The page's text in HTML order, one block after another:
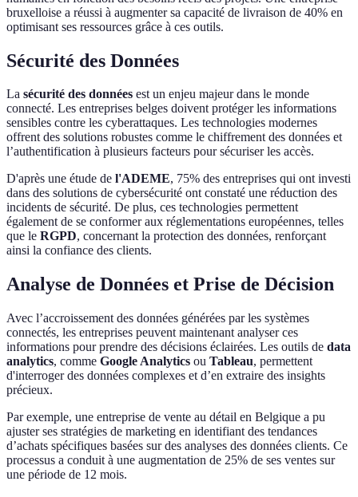
bruxelloise a réussi à augmenter sa capacité de livraison de 40% en
optimisant ses ressources grâce à ces outils.
Sécurité des Données
La sécurité des données est un enjeu majeur dans le monde
connecté. Les entreprises belges doivent protéger les informations
sensibles contre les cyberattaques. Les technologies modernes
offrent des solutions robustes comme le chiffrement des données et
l’authentification à plusieurs facteurs pour sécuriser les accès.
D'après une étude de l'ADEME, 75% des entreprises qui ont investi
dans des solutions de cybersécurité ont constaté une réduction des
incidents de sécurité. De plus, ces technologies permettent
également de se conformer aux réglementations européennes, telles
que le RGPD, concernant la protection des données, renforçant
ainsi la confiance des clients.
Analyse de Données et Prise de Décision
Avec l’accroissement des données générées par les systèmes
connectés, les entreprises peuvent maintenant analyser ces
informations pour prendre des décisions éclairées. Les outils de data
analytics, comme Google Analytics ou Tableau, permettent
d'interroger des données complexes et d’en extraire des insights
précieux.
Par exemple, une entreprise de vente au détail en Belgique a pu
ajuster ses stratégies de marketing en identifiant des tendances
d’achats spécifiques basées sur des analyses des données clients. Ce
processus a conduit à une augmentation de 25% de ses ventes sur
une période de 12 mois.